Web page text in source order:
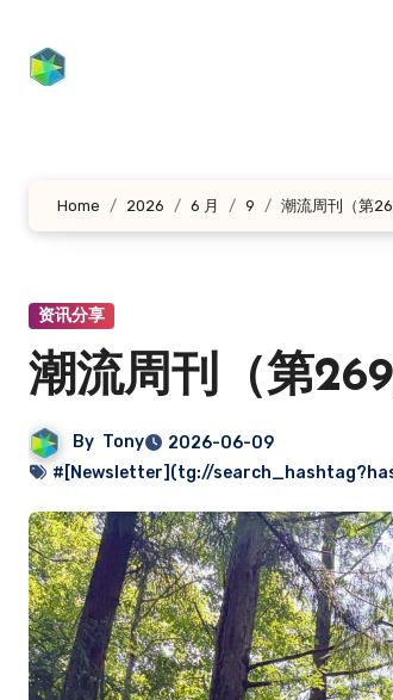
Home 2026 6 月 9 潮流周刊（第
资讯分享
潮流周刊（第
By Tony
2026-06-09
#[Newsletter](tg://